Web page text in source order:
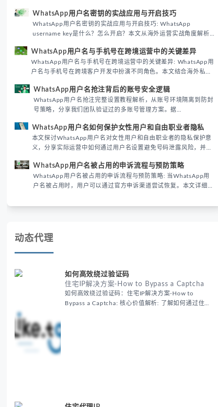
WhatsApp用户名密钥的实战应用与开启技巧
WhatsApp用户名密钥的实战应用与开启技巧: WhatsApp
username key是什么？怎么开启？本文从海外运营实战角度解析
境团队高效触达目标客户。
WhatsApp用户名与手机号在跨境运营中的关键差异
WhatsApp用户名与手机号在跨境运营中的关键差异: WhatsApp用
户名与手机号在跨境客户开发中扮演不同角色。本文结合海外私域
际差异，帮助团队优化WhatsApp营销策略。
WhatsApp用户名抢注背后的账号安全逻辑
WhatsApp用户名抢注完整设置教程解析，从账号环境隔离到防封
号策略，分享我们团队验证过的多账号管理方案。据
性直接影响转化率。
WhatsApp用户名如何保护女性用户和自由职业者隐私
本文探讨WhatsApp用户名对女性用户和自由职业者的隐私保护意
义，分享实际运营中如何通过用户名设置避免号码泄露风险，并提
已成为全球数字沟通的首要考量。
WhatsApp用户名被占用的申诉流程与预防策略
WhatsApp用户名被占用的申诉流程与预防策略: 当WhatsApp用
户名被占用时，用户可以通过官方申诉渠道尝试恢复。本文详细解
账号安全。
动态代理
如何高效绕过验证码
住宅IP解决方案-How to Bypass a Captcha
如何高效绕过验证码：住宅IP解决方案-How to
Bypass a Captcha: 核心价值解析: 了解如何通过住宅